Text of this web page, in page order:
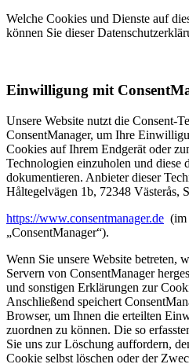
Welche Cookies und Dienste auf
können Sie dieser
Einwilligung mit
Unsere Website nutzt die Consent-
ConsentManager, um Ihre
Cookies auf Ihrem Endgerät oder
Technologien einzuholen und diese
dokumentieren. Anbieter dieser
Håltegelvägen 1b, 72348 Västerås,
https://www.consentmanager.de (im
„ConsentManager“).
Wenn Sie unsere Website betreten,
Servern von ConsentManager
und sonstigen Erklärungen zur
Anschließend speichert
Browser, um Ihnen die erteilten
zuordnen zu können. Die so
Sie uns zur Löschung auffordern,
Cookie selbst löschen oder der